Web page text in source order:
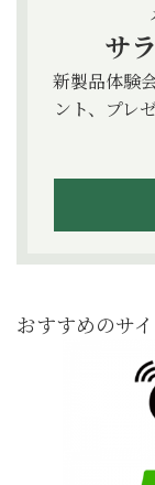
サ
新製品体験
ント、プレ
おすすめのサ